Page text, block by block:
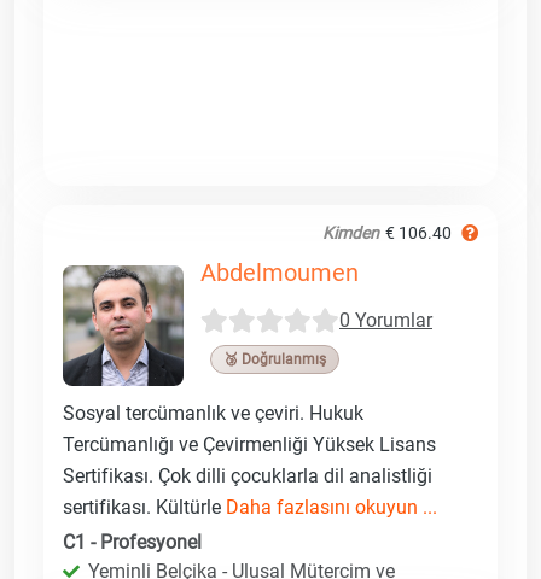
Kimden € 106.40
Abdelmoumen
0 Yorumlar
🥉 Doğrulanmış
Sosyal tercümanlık ve çeviri. Hukuk
Tercümanlığı ve Çevirmenliği Yüksek Lisans
Sertifikası. Çok dilli çocuklarla dil analistliği
sertifikası. Kültürle Daha fazlasını okuyun ...
C1 - Profesyonel
Yeminli Belçika - Ulusal Mütercim ve